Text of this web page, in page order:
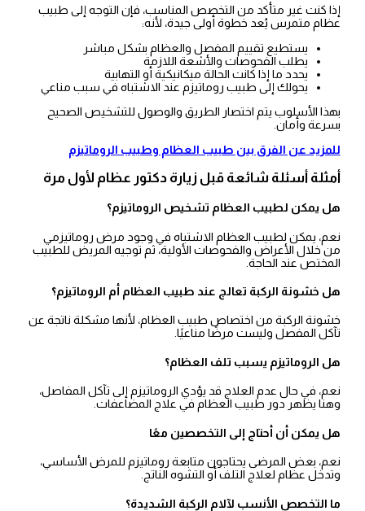
إذا كنت غير متأكد من التخصص المناسب، فإن التوجه إلى طبيب
عظام متمرس يُعد خطوة أولى جيدة، لأنه:
يستطيع تقييم المفصل والعظام بشكل مباشر
يطلب الفحوصات والأشعة اللازمة
يحدد ما إذا كانت الحالة ميكانيكية أو التهابية
يحولك إلى طبيب روماتيزم عند الاشتباه في سبب مناعي
بهذا الأسلوب يتم اختصار الطريق والوصول للتشخيص الصحيح
بسرعة وأمان.
للمزيد عن الفرق بين طبيب العظام وطبيب الروماتيزم
أمثلة أسئلة شائعة قبل زيارة دكتور عظام لأول مرة
هل يمكن لطبيب العظام تشخيص الروماتيزم؟
نعم، يمكن لطبيب العظام الاشتباه في وجود مرض روماتيزمي
من خلال الأعراض والفحوصات الأولية، ثم توجيه المريض للطبيب
المختص عند الحاجة.
هل خشونة الركبة تعالج عند طبيب العظام أم الروماتيزم؟
خشونة الركبة من اختصاص طبيب العظام، لأنها مشكلة ناتجة عن
تآكل المفصل وليست مرضًا مناعيًا.
هل الروماتيزم يسبب تلف العظام؟
نعم، في حال عدم العلاج قد يؤدي الروماتيزم إلى تآكل المفاصل،
وهنا يظهر دور طبيب العظام في علاج المضاعفات.
هل يمكن أن أحتاج إلى التخصصين معًا
نعم، بعض المرضى يحتاجون متابعة روماتيزم للمرض الأساسي،
وتدخل عظام لعلاج التلف أو التشوه الناتج.
ما التخصص الأنسب لآلام الركبة الشديدة؟